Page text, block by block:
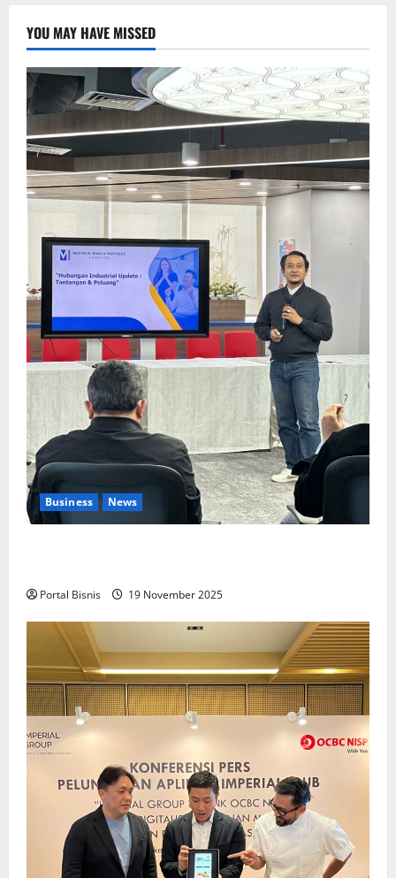
YOU MAY HAVE MISSED
Business News
Portal Bisnis 19 November 2025